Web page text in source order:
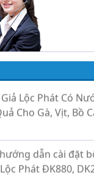
Giả Lộc Phát Có
Cho Gà, Vịt, Bồ
dẫn cài đặt
Phát ĐK880,